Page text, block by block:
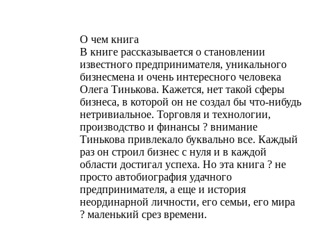
О чем книга
В книге рассказывается о становлении
известного предпринимателя, уникального
бизнесмена и очень интересного человека
Олега Тинькова. Кажется, нет такой сферы
бизнеса, в которой он не создал бы что-нибудь
нетривиальное. Торговля и технологии,
производство и финансы ? внимание
Тинькова привлекало буквально все. Каждый
раз он строил бизнес с нуля и в каждой
области достигал успеха. Но эта книга ? не
просто автобиография удачного
предпринимателя, а еще и история
неординарной личности, его семьи, его мира
? маленький срез времени.